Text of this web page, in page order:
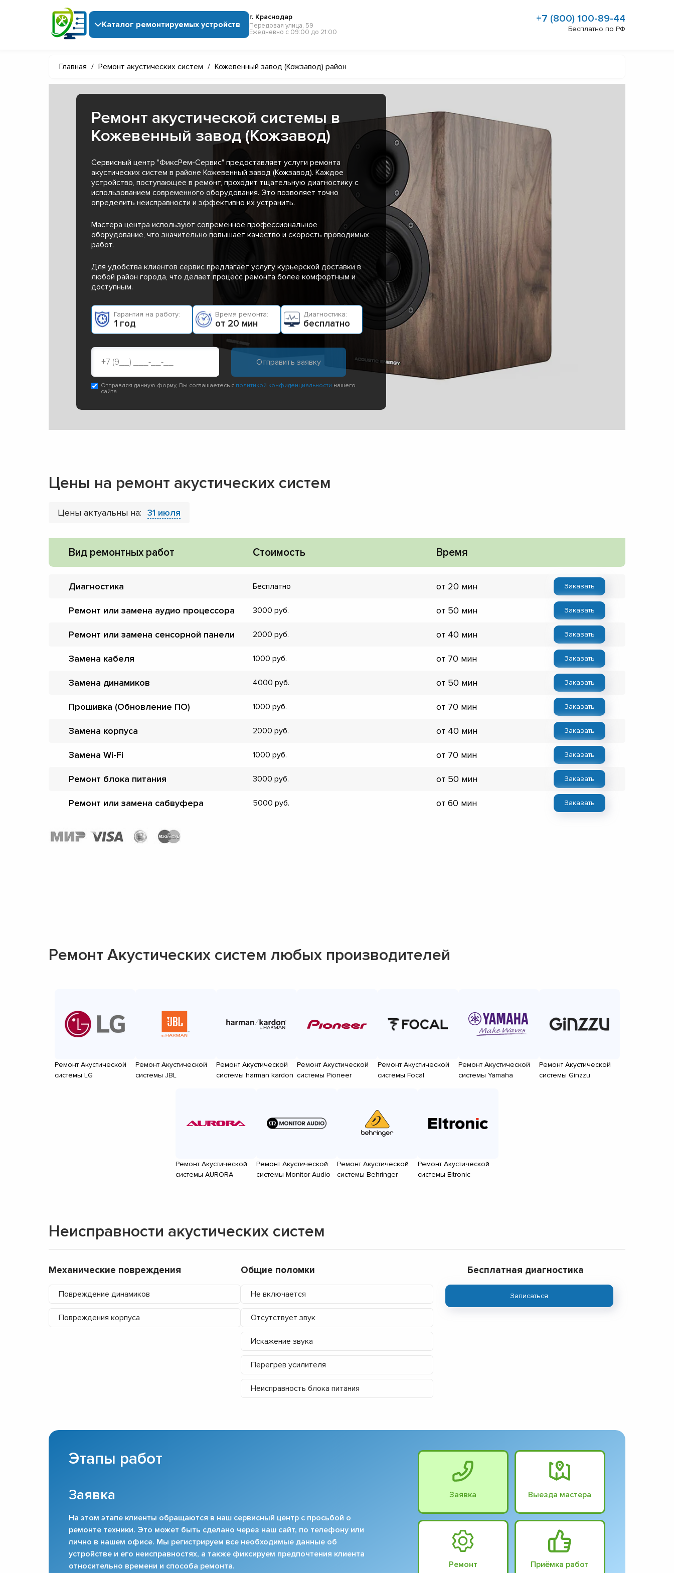
Каталог ремонтируемых устройств
г. Краснодар
Передовая улица, 59
Ежедневно с 09:00 до 21:00
+7 (800) 100-89-44
Бесплатно по РФ
Главная / Ремонт акустических систем / Кожевенный завод (Кожзавод) район
Ремонт акустической системы в
Кожевенный завод (Кожзавод)
Сервисный центр "ФиксРем-Сервис" предоставляет услуги ремонта
акустических систем в районе Кожевенный завод (Кожзавод). Каждое
устройство, поступающее в ремонт, проходит тщательную диагностику с
использованием современного оборудования. Это позволяет точно
определить неисправности и эффективно их устранить.
Мастера центра используют современное профессиональное
оборудование, что значительно повышает качество и скорость проводимых
работ.
Для удобства клиентов сервис предлагает услугу курьерской доставки в
любой район города, что делает процесс ремонта более комфортным и
доступным.
Гарантия на работу:
1 год
Время ремонта:
от 20 мин
Диагностика:
бесплатно
Отправляя данную форму, Вы соглашаетесь с политикой конфиденциальности нашего
сайта
Цены на ремонт акустических систем
Цены актуальны на: 31 июля
Вид ремонтных работ Стоимость Время
Диагностика Бесплатно от 20 мин Заказать
Ремонт или замена аудио процессора 3000 от 50 мин Заказать
Ремонт или замена сенсорной панели 2000 от 40 мин Заказать
Замена кабеля 1000 от 70 мин Заказать
Замена динамиков 4000 от 50 мин Заказать
Прошивка (Обновление ПО) 1000 от 70 мин Заказать
Замена корпуса 2000 от 40 мин Заказать
Замена Wi-Fi 1000 от 70 мин Заказать
Ремонт блока питания 3000 от 50 мин Заказать
Ремонт или замена сабвуфера 5000 от 60 мин Заказать
Ремонт Акустических систем любых производителей
Ремонт Акустической
системы LG
Ремонт Акустической
системы JBL
Ремонт Акустической
системы harman kardon
Ремонт Акустической
системы Pioneer
Ремонт Акустической
системы Focal
Ремонт Акустической
системы Yamaha
Ремонт Акустической
системы Ginzzu
Ремонт Акустической
системы AURORA
Ремонт Акустической
системы Monitor Audio
Ремонт Акустической
системы Behringer
Ремонт Акустической
системы Eltronic
Неисправности акустических систем
Механические повреждения
Повреждение динамиков
Повреждения корпуса
Общие поломки
Не включается
Отсутствует звук
Искажение звука
Перегрев усилителя
Неисправность блока питания
Бесплатная диагностика
Записаться
Этапы работ
Заявка
На этом этапе клиенты обращаются в наш сервисный центр с просьбой о
ремонте техники. Это может быть сделано через наш сайт, по телефону или
лично в нашем офисе. Мы регистрируем все необходимые данные об
устройстве и его неисправностях, а также фиксируем предпочтения клиента
относительно времени и способа ремонта.
Заявка Выезда мастера
Ремонт Приёмка работ